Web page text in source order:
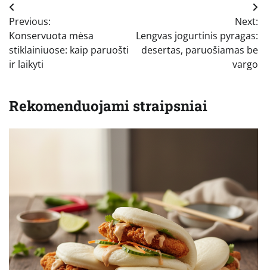
Navigacija
tarp
įrašų
Previous:
Konservuota mėsa
stiklainiuose: kaip paruošti
ir laikyti
Next:
Lengvas jogurtinis pyragas:
desertas, paruošiamas be
vargo
Rekomenduojami straipsniai